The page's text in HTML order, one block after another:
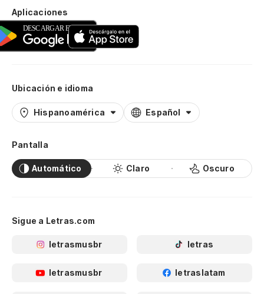
Aplicaciones
Ubicación e idioma
Hispanoamérica Español
Pantalla
Automático Claro Oscuro
Sigue a Letras.com
letrasmusbr letras
letrasmusbr letraslatam